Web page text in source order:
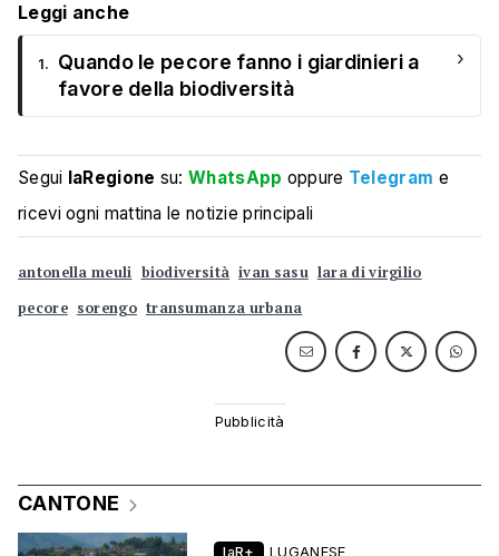
Leggi anche
1.
Quando le pecore fanno i giardinieri a
favore della biodiversità
›
Segui laRegione su:WhatsApp oppure Telegram e
ricevi ogni mattina le notizie principali
antonella meuli biodiversità ivan sasu lara di virgilio
pecore sorengo transumanza urbana
CANTONE
laR+ LUGANESE